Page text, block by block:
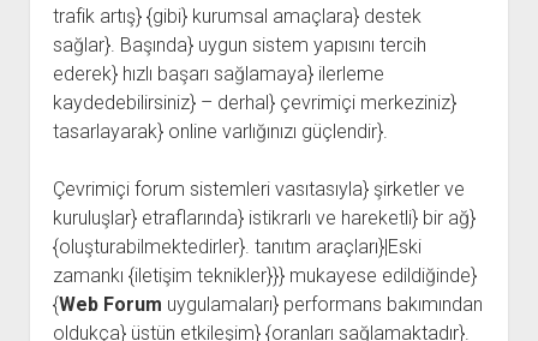
trafik artış} {gibi} kurumsal amaçlara} destek
sağlar}. Başında} uygun sistem yapısını tercih
ederek} hızlı başarı sağlamaya} ilerleme
kaydedebilirsiniz} – derhal} çevrimiçi merkeziniz}
tasarlayarak} online varlığınızı güçlendir}.
Çevrimiçi forum sistemleri vasıtasıyla} şirketler ve
kuruluşlar} etraflarında} istikrarlı ve hareketli} bir ağ}
{oluşturabilmektedirler}. tanıtım araçları}|Eski
zamankı {iletişim teknikler}}} mukayese edildiğinde}
{Web Forum uygulamaları} performans bakımından
oldukça} üstün etkileşim} {oranları sağlamaktadır}.